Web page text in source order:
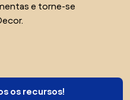
e torne-se
os recursos!